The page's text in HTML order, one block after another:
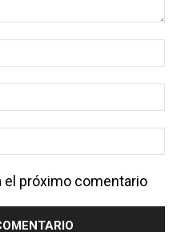
el próximo comentario